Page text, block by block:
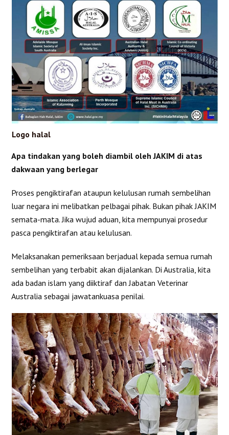
Logo halal
Apa tindakan yang boleh diambil oleh JAKIM di atas
dakwaan yang berlegar
Proses pengiktirafan ataupun kelulusan rumah sembelihan
luar negara ini melibatkan pelbagai pihak. Bukan pihak JAKIM
semata-mata. Jika wujud aduan, kita mempunyai prosedur
pasca pengiktirafan atau kelulusan.
Melaksanakan pemeriksaan berjadual kepada semua rumah
sembelihan yang terbabit akan dijalankan. Di Australia, kita
ada badan islam yang diiktiraf dan Jabatan Veterinar
Australia sebagai jawatankuasa penilai.